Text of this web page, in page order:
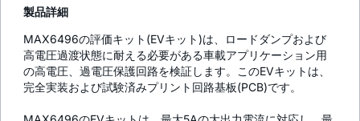
製品詳細
MAX6496の評価キット(EVキット)は、ロードダンプおよび
高電圧過渡状態に耐える必要がある車載アプリケーション用
の高電圧、過電圧保護回路を検証します。このEVキットは、
完全実装および試験済みプリント回路基板(PCB)です。